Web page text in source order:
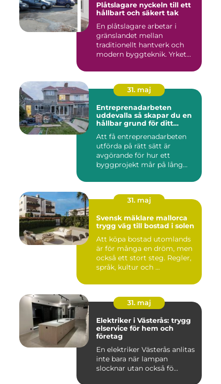
Plåtslagare nyckeln till ett
hållbart och säkert tak
En plåtslagare arbetar i
gränslandet mellan
traditionellt hantverk och
modern byggteknik. Yrket
31. maj
Entreprenadarbeten
uddevalla så skapar du en
hållbar grund för ditt
Att få entreprenadarbeten
utförda på rätt sätt är
avgörande för hur ett
byggprojekt mår på lång
31. maj
Svensk mäklare mallorca
trygg väg till bostad i solen
Att köpa bostad utomlands
är för många en dröm, men
också ett stort steg. Regler,
språk, kultur och ...
31. maj
Elektriker i Västerås: trygg
elservice för hem och
företag
En elektriker Västerås anlitas
inte bara när lampan
slocknar utan också fö...